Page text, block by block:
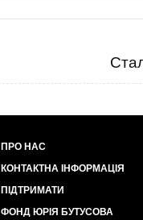
ПРО НАС
КОНТАКТНА ІНФОРМАЦІЯ
ПІДТРИМАТИ
ФОНД ЮРІЯ БУТУСОВА